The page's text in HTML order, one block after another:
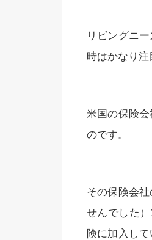
リビングニ
時はかなり注
米国の保険
のです。
その保険会
せんでした
険に加入し